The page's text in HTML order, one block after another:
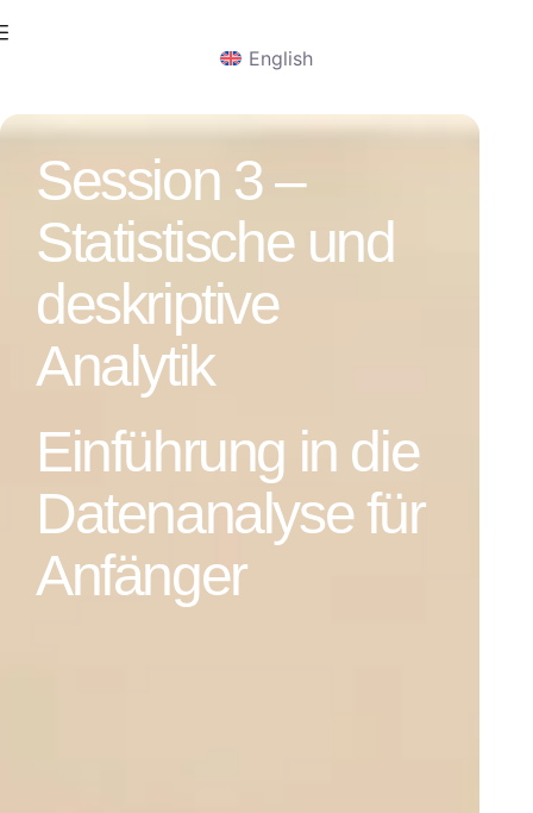
English
Session 3 –
Statistische und
deskriptive
Analytik
Einführung in die
Datenanalyse für
Anfänger